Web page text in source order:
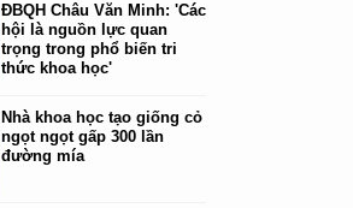
ĐBQH Châu Văn Minh: 'Các
hội là nguồn lực quan
trọng trong phổ biến tri
thức khoa học'
Nhà khoa học tạo giống cỏ
ngọt ngọt gấp 300 lần
đường mía